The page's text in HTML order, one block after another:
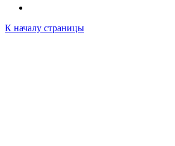
К началу страницы